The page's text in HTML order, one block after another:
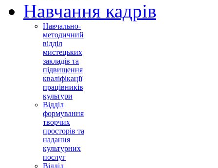
Навчання кадрів
Навчально-
методичний
відділ
мистецьких
закладів та
підвищення
кваліфікації
працівників
культури
Відділ
формування
творчих
просторів та
надання
культурних
послуг
Відділ